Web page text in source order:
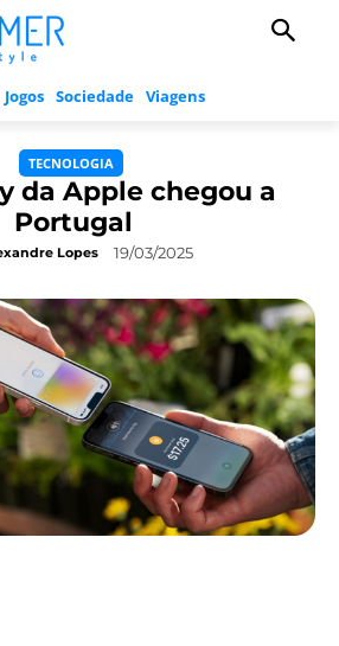
Jogos Sociedade Viagens
TECNOLOGIA
da Apple chegou a
Portugal
Lopes 19/03/2025